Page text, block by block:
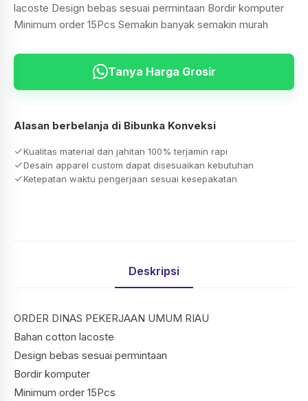
lacoste Design bebas sesuai permintaan Bordir komputer
Minimum order 15Pcs Semakin banyak semakin murah
Tanya Harga Grosir
Alasan berbelanja di Bibunka Konveksi
Kualitas material dan jahitan 100% terjamin rapi
Desain apparel custom dapat disesuaikan kebutuhan
Ketepatan waktu pengerjaan sesuai kesepakatan
Deskripsi
ORDER DINAS PEKERJAAN UMUM RIAU
Bahan cotton lacoste
Design bebas sesuai permintaan
Bordir komputer
Minimum order 15Pcs